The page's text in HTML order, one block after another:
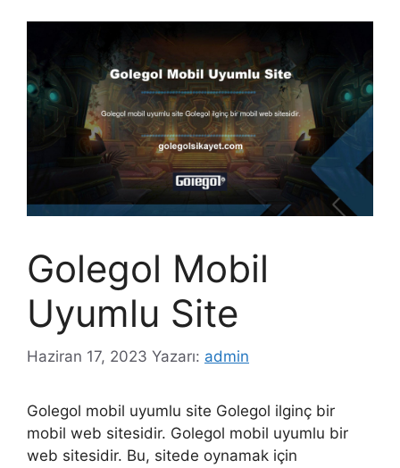
Golegol Mobil
Uyumlu Site
Haziran 17, 2023 Yazarı: admin
Golegol mobil uyumlu site Golegol ilginç bir
mobil web sitesidir. Golegol mobil uyumlu bir
web sitesidir. Bu, sitede oynamak için